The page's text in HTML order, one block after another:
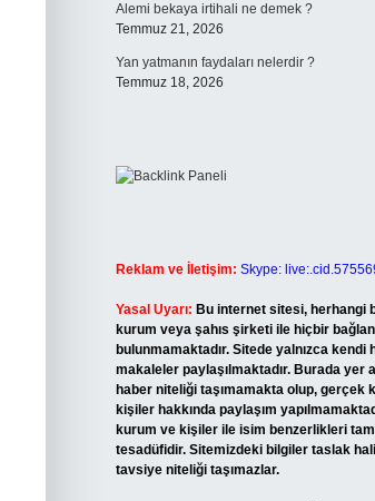
Alemi bekaya irtihali ne demek ?
Temmuz 21, 2026
Yan yatmanın faydaları nelerdir ?
Temmuz 18, 2026
Reklam ve İletişim: Skype:
Yasal Uyarı: Bu internet sitesi, herhangi
kurum veya şahıs şirketi ile hiçbir
bulunmamaktadır. Sitede yalnızca kendi
makaleler paylaşılmaktadır. Burada yer
haber niteliği taşımamakta olup, gerçek
kişiler hakkında paylaşım
kurum ve kişiler ile isim benzerlikleri
tesadüfidir. Sitemizdeki bilgiler taslak
tavsiye niteliği taşımazlar.